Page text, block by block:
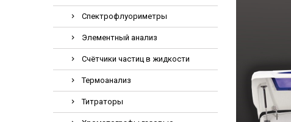
Спектрофлуориметры
Элементный анализ
Счётчики частиц в жидкости
Термоанализ
Титраторы